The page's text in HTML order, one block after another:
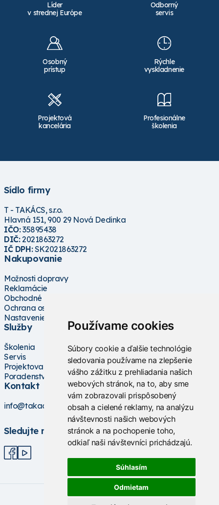
Používame cookies
Súbory cookie a ďalšie technológie
sledovania používame na zlepšenie
vášho zážitku z prehliadania našich
webových stránok, na to, aby sme
vám zobrazovali prispôsobený
obsah a cielené reklamy, na analýzu
návštevnosti našich webových
stránok a na pochopenie toho,
odkiaľ naši návštevníci prichádzajú.
Súhlasím
Odmietam
Líder
v strednej Európe
Odborný
servis
Osobný
prístup
Rýchle
vyskladnenie
Projektová
kancelária
Profesionálne
školenia
Sídlo firmy
T - TAKÁCS, s.r.o.
Hlavná 151, 900 29 Nová Dedinka
IČO:35895438
DIČ:2021863272
IČ DPH:SK2021863272
Nakupovanie
Možnosti dopravy
Reklamácie
Obchodné podmienky
Ochrana osobných údajov
Nastavenie cookies
Služby
Školenia
Servis
Projektovanie
Poradenstvo
Kontakt
info@takacs.sk
Sledujte nás